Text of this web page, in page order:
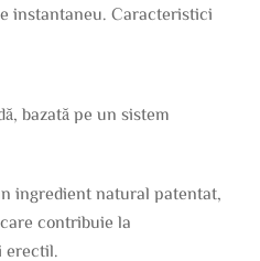
instantaneu. Caracteristici
bazată pe un sistem
ingredient natural patentat,
contribuie la
erectil.